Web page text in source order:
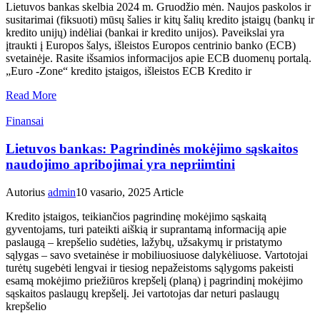
Lietuvos bankas skelbia 2024 m. Gruodžio mėn. Naujos paskolos ir
susitarimai (fiksuoti) mūsų šalies ir kitų šalių kredito įstaigų (bankų ir
kredito unijų) indėliai (bankai ir kredito unijos). Paveikslai yra
įtraukti į Europos šalys, išleistos Europos centrinio banko (ECB)
svetainėje. Rasite išsamios informacijos apie ECB duomenų portalą.
„Euro -Zone“ kredito įstaigos, išleistos ECB Kredito ir
Read More
Finansai
Lietuvos bankas: Pagrindinės mokėjimo sąskaitos
naudojimo apribojimai yra nepriimtini
Autorius admin10 vasario, 2025 Article
Kredito įstaigos, teikiančios pagrindinę mokėjimo sąskaitą
gyventojams, turi pateikti aiškią ir suprantamą informaciją apie
paslaugą – krepšelio sudėties, lažybų, užsakymų ir pristatymo
sąlygas – savo svetainėse ir mobiliuosiuose dalykėliuose. Vartotojai
turėtų sugebėti lengvai ir tiesiog nepažeistoms sąlygoms pakeisti
esamą mokėjimo priežiūros krepšelį (planą) į pagrindinį mokėjimo
sąskaitos paslaugų krepšelį. Jei vartotojas dar neturi paslaugų
krepšelio